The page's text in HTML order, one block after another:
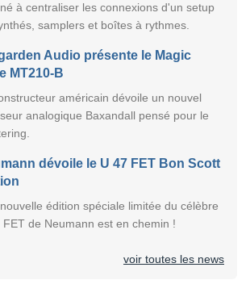
à centraliser les connexions d'un setup
samplers et boîtes à rythmes.
Audio présente le Magic
MT210-B
américain dévoile un nouvel
analogique Baxandall pensé pour le
dévoile le U 47 FET Bon Scott
édition spéciale limitée du célèbre
FET de Neumann est en chemin !
voir toutes les news